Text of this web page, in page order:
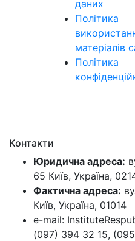
даних
Політика
матеріалів
Політика
Контакти
Юридична адреса:
65 Київ, Україна,
Фактична адреса:
Київ, Україна, 01014
e-mail:
(097) 394 32 15,